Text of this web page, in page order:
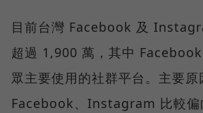
目前台灣 Facebook 及
超過 1,900 萬，其中
眾主要使用的社群平台。主要原
Facebook、Instagram 比較偏